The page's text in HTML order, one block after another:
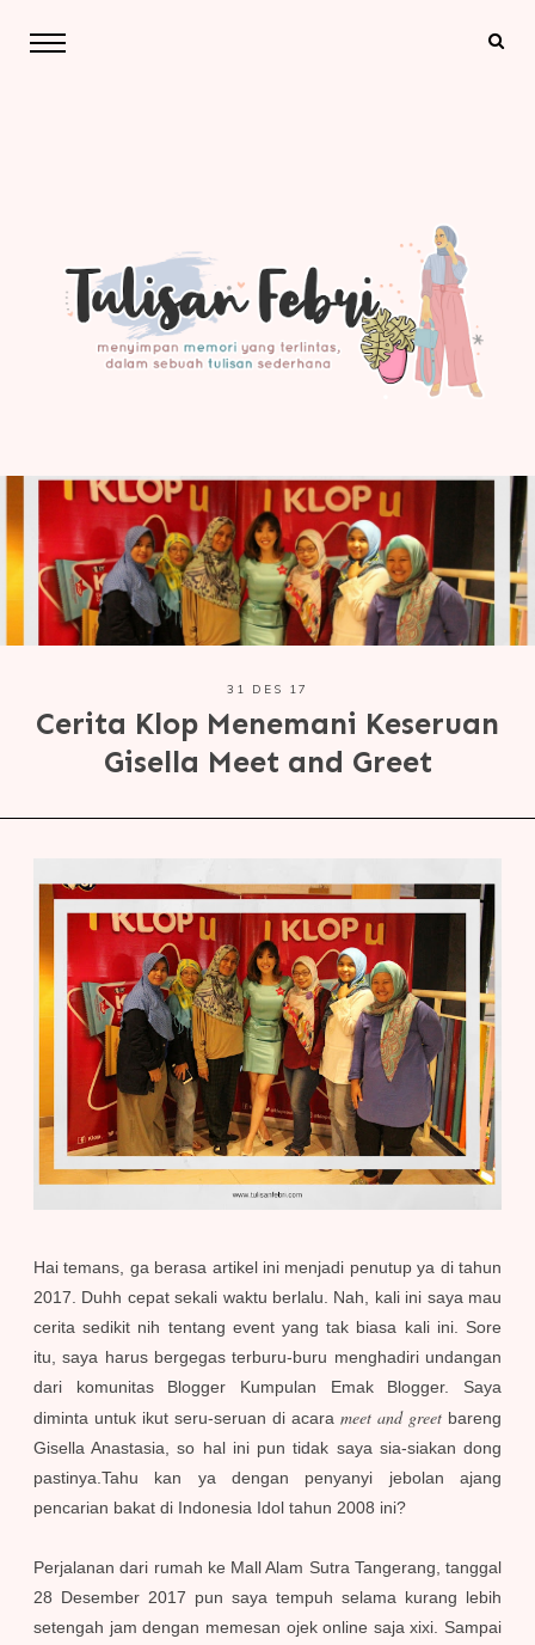
31 DES 17
Cerita Klop Menemani Keseruan
Gisella Meet and Greet
Hai temans, ga berasa artikel ini menjadi penutup ya di tahun
2017. Duhh cepat sekali waktu berlalu. Nah, kali ini saya mau
cerita sedikit nih tentang event yang tak biasa kali ini. Sore
itu, saya harus bergegas terburu-buru menghadiri undangan
dari komunitas Blogger Kumpulan Emak Blogger. Saya
diminta untuk ikut seru-seruan di acara meet and greet bareng
Gisella Anastasia, so hal ini pun tidak saya sia-siakan dong
pastinya.Tahu kan ya dengan penyanyi jebolan ajang
pencarian bakat di Indonesia Idol tahun 2008 ini?
Perjalanan dari rumah ke Mall Alam Sutra Tangerang, tanggal
28 Desember 2017 pun saya tempuh selama kurang lebih
setengah jam dengan memesan ojek online saja xixi. Sampai